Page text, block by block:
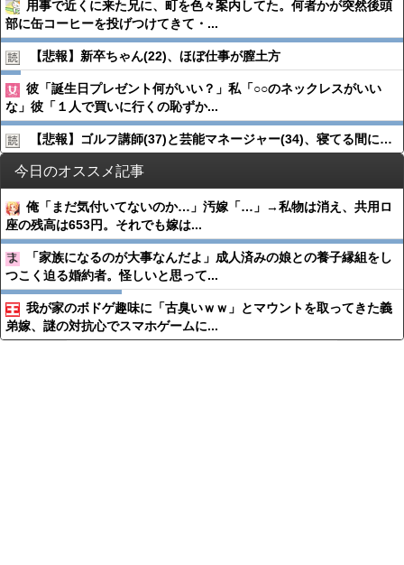
用事で近くに来た兄に、町を色々案内してた。何者かが突然後頭
部に缶コーヒーを投げつけてきて・...
【悲報】新卒ちゃん(22)、ほぼ仕事が膣土方
彼「誕生日プレゼント何がいい？」私「○○のネックレスがいい
な」彼「１人で買いに行くの恥ずか...
【悲報】ゴルフ講師(37)と芸能マネージャー(34)、寝てる間に…
今日のオススメ記事
俺「まだ気付いてないのか…」汚嫁「…」→私物は消え、共用ロ
座の残高は653円。それでも嫁は...
「家族になるのが大事なんだよ」成人済みの娘との養子縁組をし
つこく迫る婚約者。怪しいと思って...
我が家のボドゲ趣味に「古臭いｗｗ」とマウントを取ってきた義
弟嫁、謎の対抗心でスマホゲームに...